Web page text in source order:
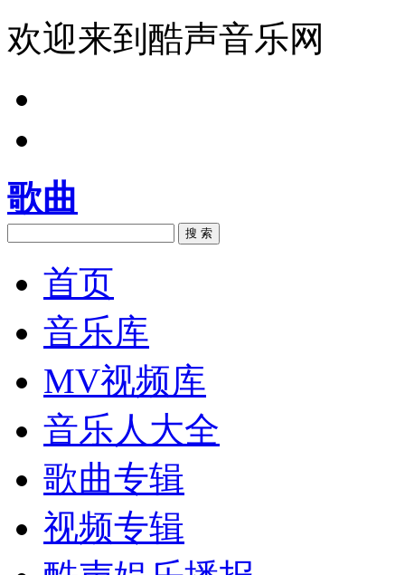
欢迎来到酷声音乐网
歌曲
搜 索
首页
音乐库
MV视频库
音乐人大全
歌曲专辑
视频专辑